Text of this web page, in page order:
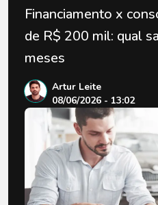
Financiamento x
de R$ 200 mil: qual
meses
Artur Leite
08/06/2026 - 13:02